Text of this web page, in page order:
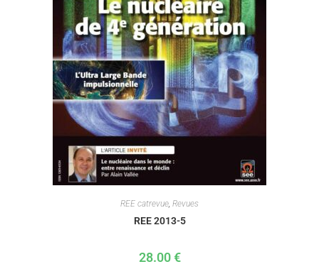
REE catrevue, Revues
REE 2013-5
28.00€